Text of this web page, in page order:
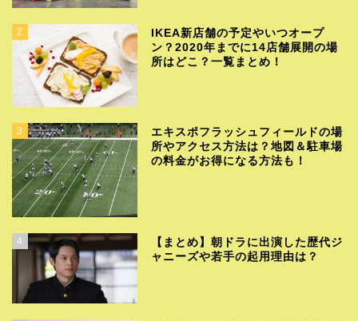
2
IKEA新店舗の予定やいつオープ
ン？2020年までに14店舗展開の場
所はどこ？一覧まとめ！
3
エキスポフラッシュフィールドの場
所やアクセス方法は？地図＆駐車場
の料金がお得になる方法も！
4
【まとめ】朝ドラに出演した歴代ジ
ャニーズや若手の起用理由は？